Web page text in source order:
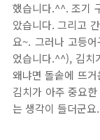
했습니다.^^. 조기
았습니다. 그리고
요~. 그러나 고등
었습니다.^^), 김치
왜냐면 돌솥에 뜨
김치가 아주 중요
는 생각이 들더군